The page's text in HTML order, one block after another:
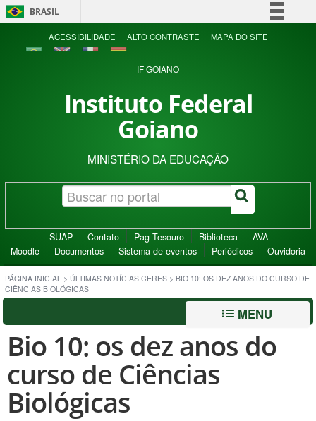
BRASIL
Simplifique!
Acesso à informação
ACESSIBILIDADE ALTO CONTRASTE MAPA DO SITE
IF GOIANO
Instituto Federal
Goiano
MINISTÉRIO DA EDUCAÇÃO
SUAP Contato Pag Tesouro Biblioteca
AVA -
Moodle
Documentos Sistema de eventos Periódicos Ouvidoria
PÁGINA INICIAL > ÚLTIMAS NOTÍCIAS CERES > BIO 10: OS DEZ ANOS DO CURSO DE
CIÊNCIAS BIOLÓGICAS
MENU
Bio 10: os dez anos do
curso de Ciências
Biológicas